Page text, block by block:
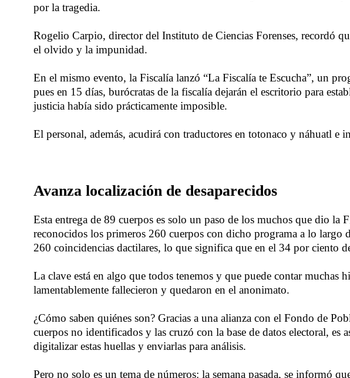
por la tragedia.
Rogelio Carpio, director del Instituto de Ciencias Forenses, recordó
el olvido y la impunidad.
En el mismo evento, la Fiscalía lanzó “La Fiscalía te Escucha”, un
pues en 15 días, burócratas de la fiscalía dejarán el escritorio para
justicia había sido prácticamente imposible.
El personal, además, acudirá con traductores en totonaco y náhuatl e
Avanza localización de desaparecidos
Esta entrega de 89 cuerpos es solo un paso de los muchos que dio
reconocidos los primeros 260 cuerpos con dicho programa a lo largo
260 coincidencias dactilares, lo que significa que en el 34 por ciento
La clave está en algo que todos tenemos y que puede contar muchas
lamentablemente fallecieron y quedaron en el anonimato.
¿Cómo saben quiénes son? Gracias a una alianza con el Fondo de
cuerpos no identificados y las cruzó con la base de datos electoral, es
digitalizar estas huellas y enviarlas para análisis.
Pero no solo es un tema de números: la semana pasada, se informó